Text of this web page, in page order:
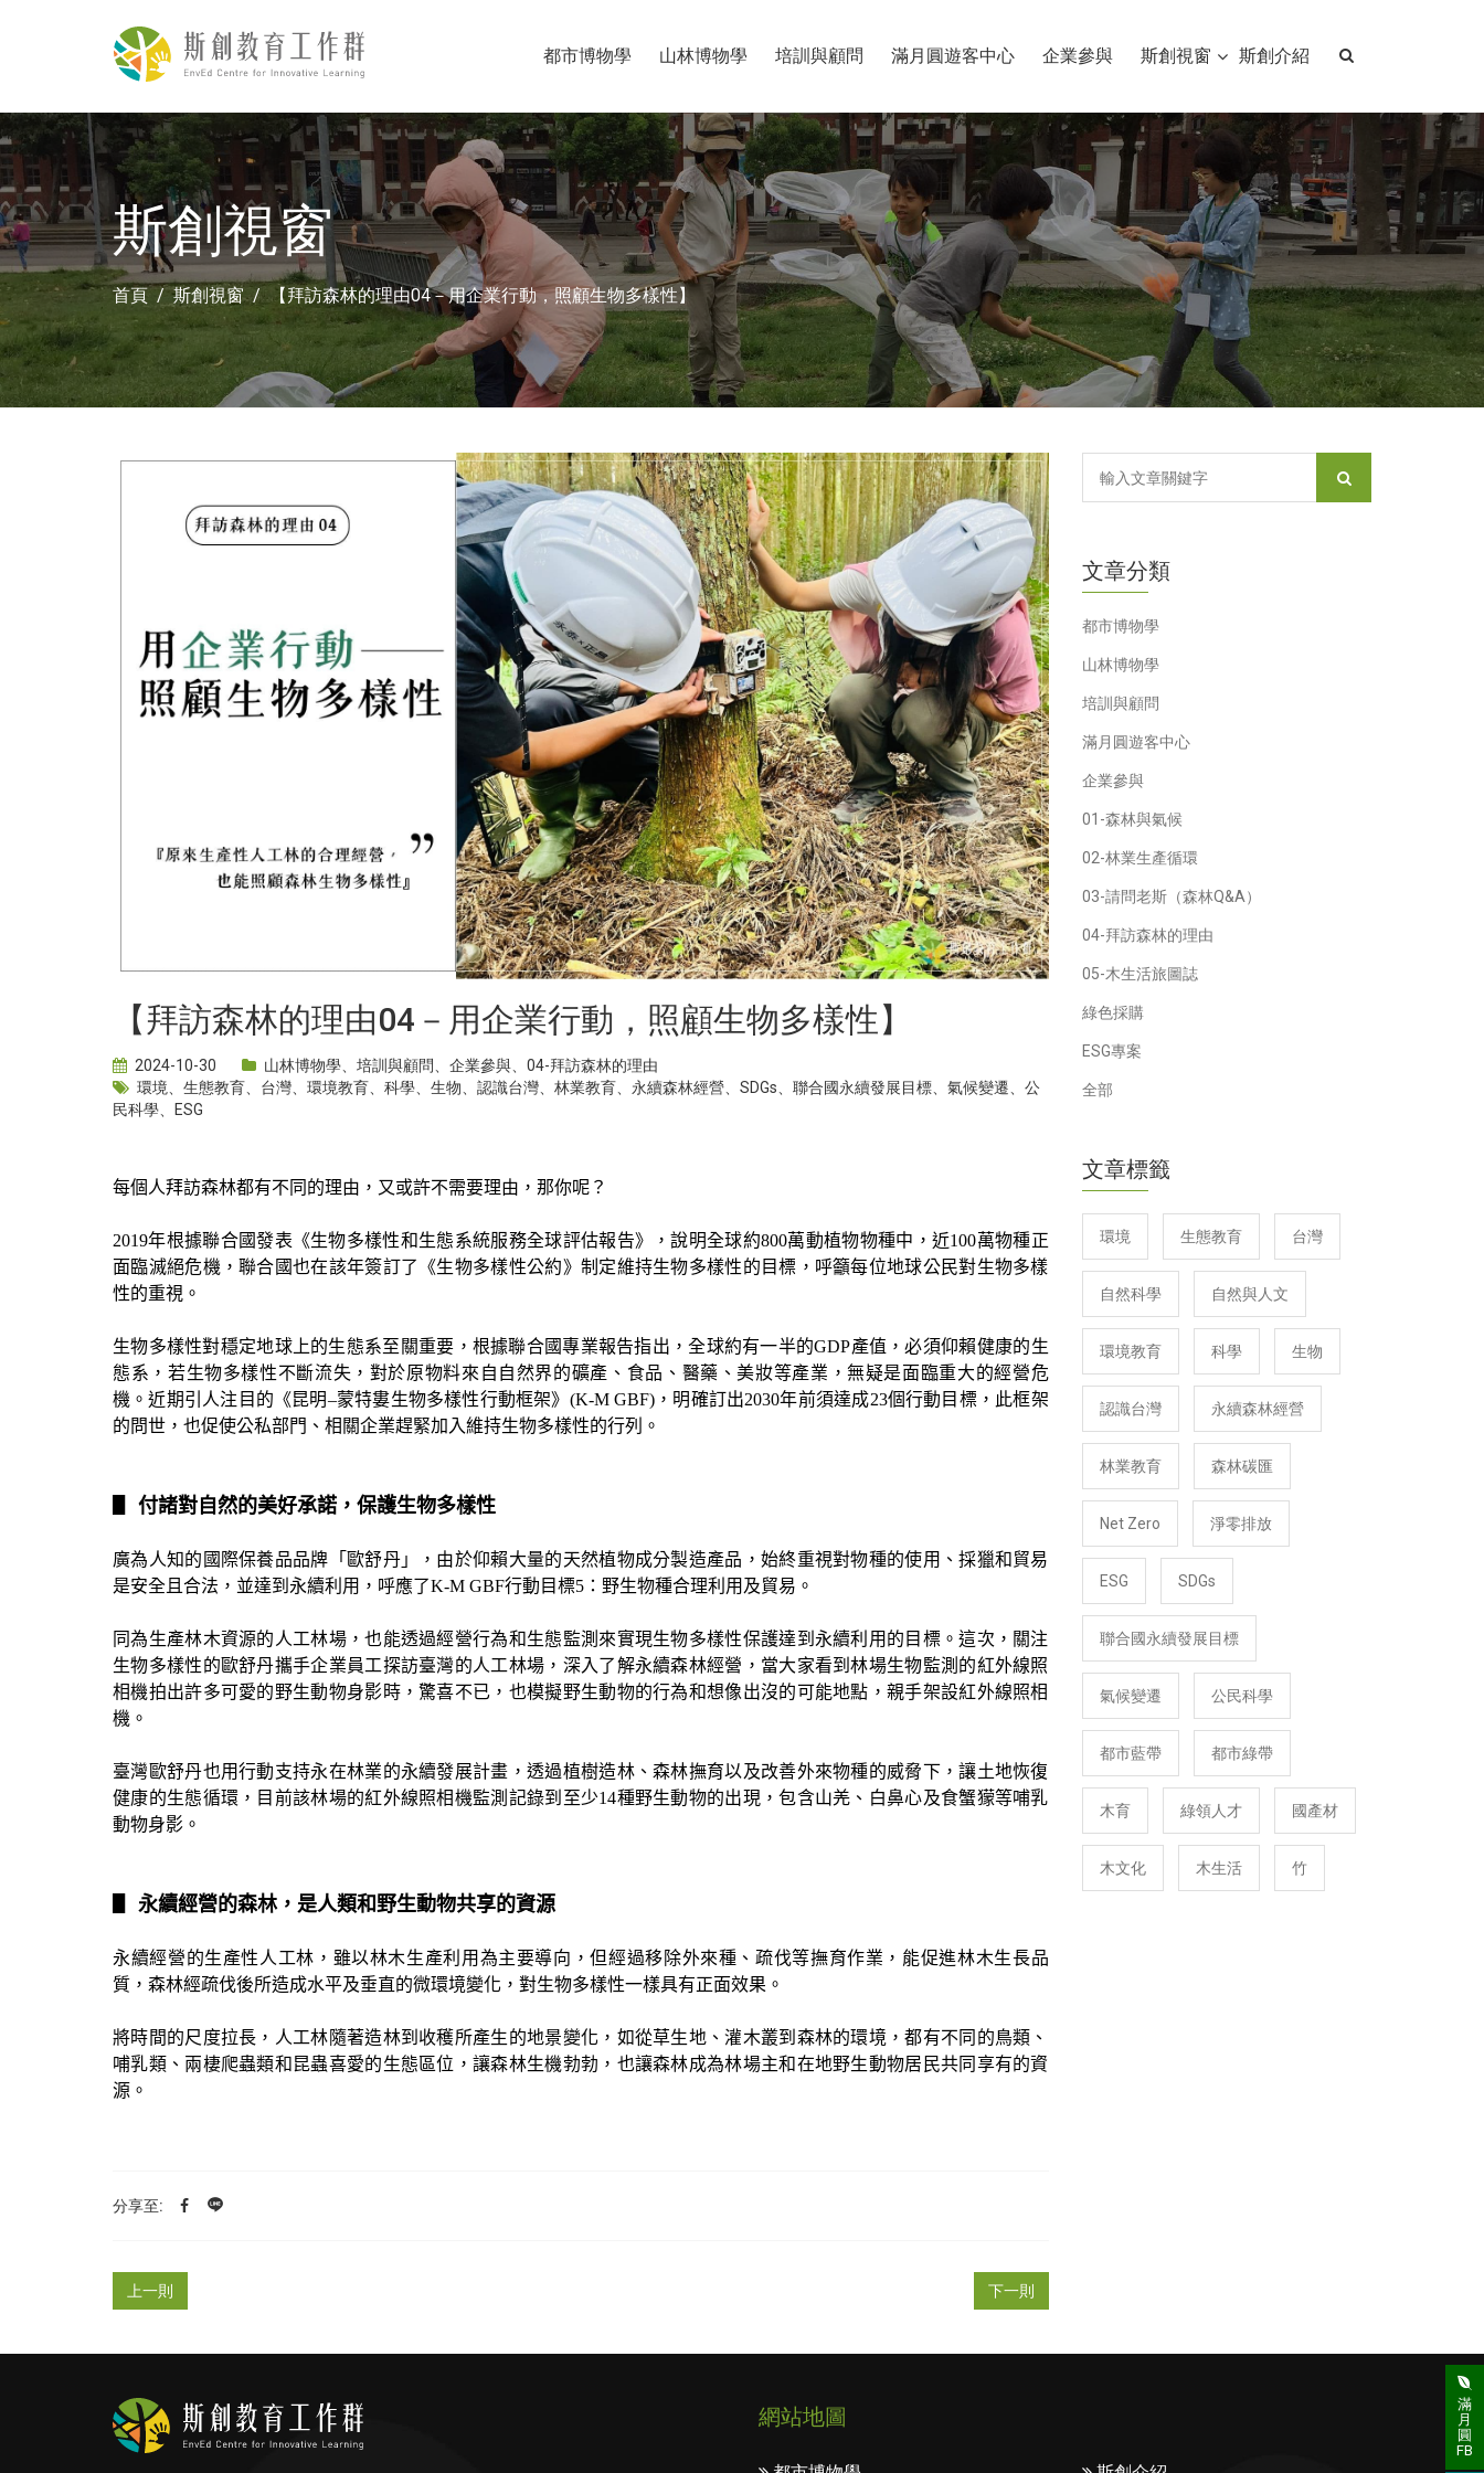
都市博物學 山林博物學 培訓與顧問 滿月圓遊客中心 企業參與 斯創視窗 斯創介紹
斯創視窗
首頁 斯創視窗 【拜訪森林的理由04－用企業行動，照顧生物多樣性】
【拜訪森林的理由04－用企業行動，照顧生物多樣性】
2024-10-30 山林博物學 培訓與顧問 企業參與
04-拜訪森林的理由
環境
生態教育 台灣 環境教育 科學 生物 認識台灣 林業教育 永續森林經營 SDGs 聯合國永續發展目標 氣候變遷
公
民科學
ESG
每個人拜訪森林都有不同的理由，又或許不需要理由，那你呢？
2019年根據聯合國發表《生物多樣性和生態系統服務全球評估報告》，說明全球約800萬動植物物種中，近100萬物種正
面臨滅絕危機，聯合國也在該年簽訂了《生物多樣性公約》制定維持生物多樣性的目標，呼籲每位地球公民對生物多樣
性的重視。
生物多樣性對穩定地球上的生態系至關重要，根據聯合國專業報告指出，全球約有一半的GDP產值，必須仰賴健康的生
態系，若生物多樣性不斷流失，對於原物料來自自然界的礦產、食品、醫藥、美妝等產業，無疑是面臨重大的經營危
機。近期引人注目的《昆明‒蒙特婁生物多樣性行動框架》 (K-M GBF)，明確訂出2030年前須達成23個行動目標，此框架
的問世，也促使公私部門、相關企業趕緊加入維持生物多樣性的行列。
付諸對自然的美好承諾，保護生物多樣性
廣為人知的國際保養品品牌「歐舒丹」，由於仰賴大量的天然植物成分製造產品，始終重視對物種的使用、採獵和貿易
是安全且合法，並達到永續利用，呼應了K-M GBF行動目標5 ：野生物種合理利用及貿易。
同為生產林木資源的人工林場，也能透過經營行為和生態監測來實現生物多樣性保護達到永續利用的目標。這次，關注
生物多樣性的歐舒丹攜手企業員工探訪臺灣的人工林場，深入了解永續森林經營，當大家看到林場生物監測的紅外線照
相機拍出許多可愛的野生動物身影時，驚喜不已，也模擬野生動物的行為和想像出沒的可能地點，親手架設紅外線照相
機。
臺灣歐舒丹也用行動支持永在林業的永續發展計畫，透過植樹造林、森林撫育以及改善外來物種的威脅下，讓土地恢復
健康的生態循環，目前該林場的紅外線照相機監測記錄到至少14種野生動物的出現，包含山羌、白鼻心及食蟹獴等哺乳
動物身影。
永續經營的森林，是人類和野生動物共享的資源
永續經營的生產性人工林，雖以林木生產利用為主要導向，但經過移除外來種、疏伐等撫育作業，能促進林木生長品
質，森林經疏伐後所造成水平及垂直的微環境變化，對生物多樣性一樣具有正面效果。
將時間的尺度拉長，人工林隨著造林到收穫所產生的地景變化，如從草生地、灌木叢到森林的環境，都有不同的鳥類、
哺乳類、兩棲爬蟲類和昆蟲喜愛的生態區位，讓森林生機勃勃，也讓森林成為林場主和在地野生動物居民共同享有的資
源。
分享至:
上一則 下一則
文章分類
都市博物學
山林博物學
培訓與顧問
滿月圓遊客中心
企業參與
01-森林與氣候
02-林業生產循環
03-請問老斯（森林Q&A）
04-拜訪森林的理由
05-木生活旅圖誌
綠色採購
ESG專案
全部
文章標籤
環境 生態教育 台灣
自然科學 自然與人文
環境教育 科學 生物
認識台灣 永續森林經營
林業教育 森林碳匯
Net Zero 淨零排放
ESG SDGs
聯合國永續發展目標
氣候變遷 公民科學
都市藍帶 都市綠帶
木育 綠領人才 國產材
木文化 木生活 竹
滿
月
圓
FB
網站地圖